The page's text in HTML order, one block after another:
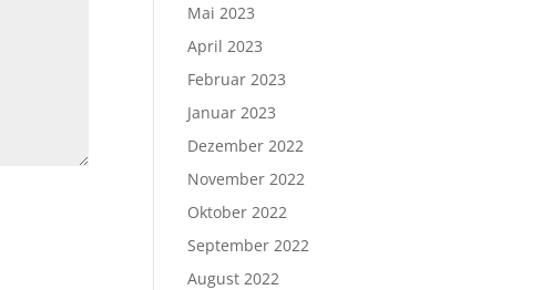
Mai 2023
April 2023
Februar 2023
Januar 2023
Dezember 2022
November 2022
Oktober 2022
September 2022
August 2022